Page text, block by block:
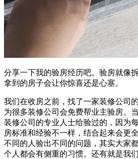
分享一下我的验房经历吧。验房就像
拿到的房子会让你惊喜还是心塞。
我们在收房之前，找了一家装修公司
为很多装修公司会免费帮业主验房。
装修公司的专业人士给验过的，因为
房标准和经验不一样，结合起来会更
不同的人验出不同的问题，其实大家
个人都会有侧重的习惯。还有就是我